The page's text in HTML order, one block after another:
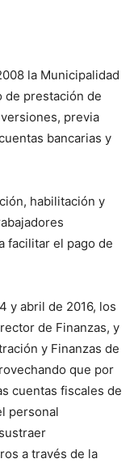
la Municipalidad
de prestación de
previa
bancarias y
habilitación y
facilitar el pago de
y abril de 2016, los
de Finanzas, y
y Finanzas de
que por
cuentas fiscales de
personal
a través de la